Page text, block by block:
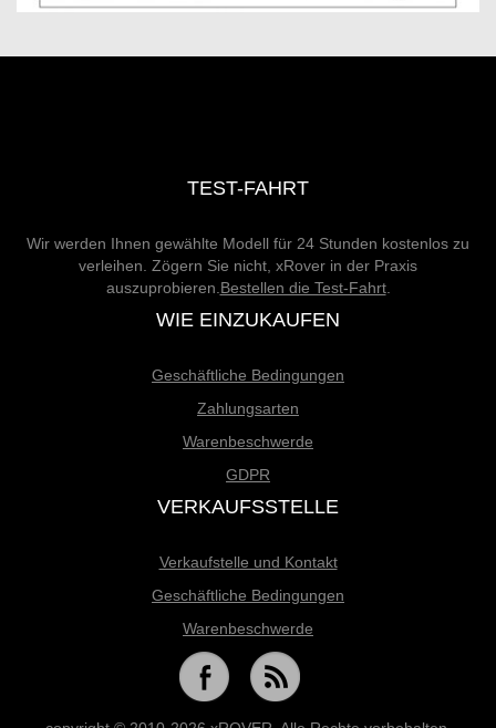
TEST-FAHRT
Wir werden Ihnen gewählte Modell für 24 Stunden kostenlos zu
verleihen. Zögern Sie nicht, xRover in der Praxis
auszuprobieren. Bestellen die Test-Fahrt.
WIE EINZUKAUFEN
Geschäftliche Bedingungen
Zahlungsarten
Warenbeschwerde
GDPR
VERKAUFSSTELLE
Verkaufstelle und Kontakt
Geschäftliche Bedingungen
Warenbeschwerde